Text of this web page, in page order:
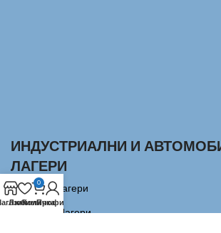
ИНДУСТРИАЛНИ И
ЛАГЕРИ
Сачмени лагери
Аксиални Лагери
Любими
0
Количка
Профил